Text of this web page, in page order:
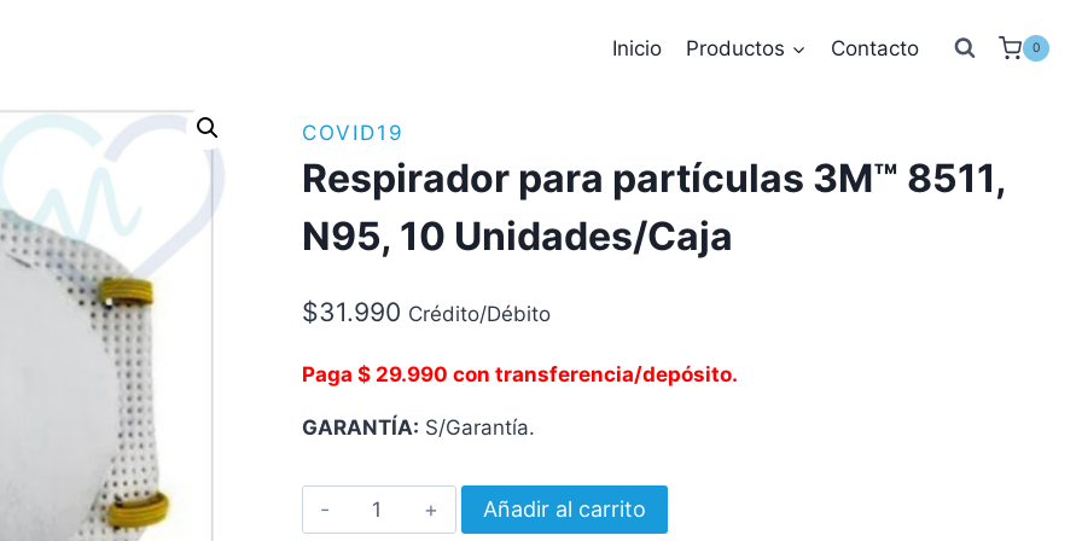
Inicio Productos Contacto 0
COVID19
Respirador para partículas 3M™ 8511,
N95, 10 Unidades/Caja
$31.990 Crédito/Débito
Paga $ 29.990 con transferencia/depósito.
GARANTÍA: S/Garantía.
Respirador
para
Añadir al carrito